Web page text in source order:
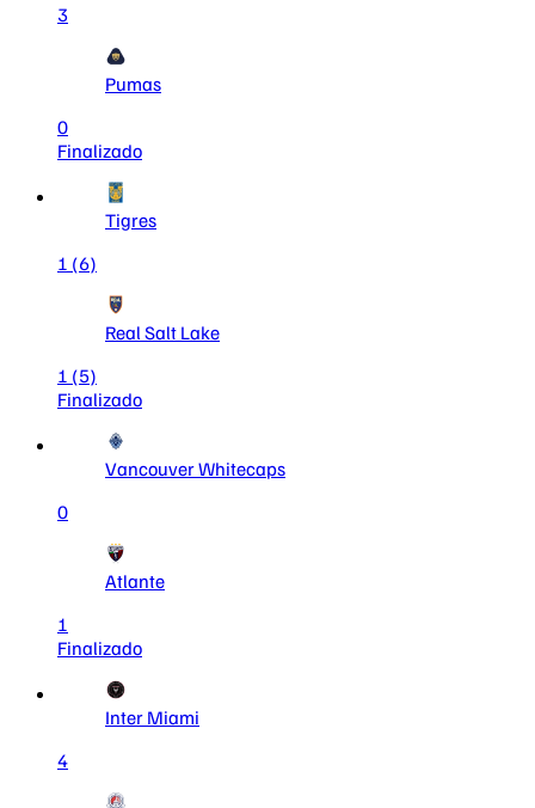
3
Pumas
0
Finalizado
Tigres
1 (6)
Real Salt Lake
1 (5)
Finalizado
Vancouver Whitecaps
0
Atlante
1
Finalizado
Inter Miami
4